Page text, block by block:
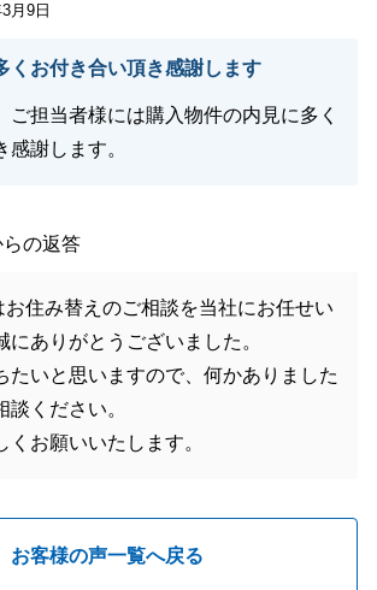
月9日
くお付き合い頂き感謝します
ご担当者様には購入物件の内見に多く
感謝します。
の返答
住み替えのご相談を当社にお任せい
にありがとうございました。
たいと思いますので、何かありました
談ください。
くお願いいたします。
お客様の声一覧へ戻る